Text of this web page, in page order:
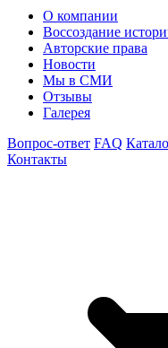
О компании
Воссоздание
Авторские права
Новости
Мы в СМИ
Отзывы
Галерея
Вопрос-ответ FAQ
Контакты